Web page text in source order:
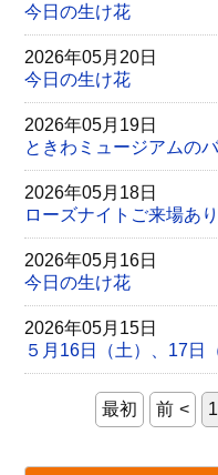
今日の生け花
2026年05月20日
今日の生け花
2026年05月19日
ときわミュージアムの
2026年05月18日
ローズナイトご来場あ
2026年05月16日
今日の生け花
2026年05月15日
５月16日（土）、17日
最初 前 1